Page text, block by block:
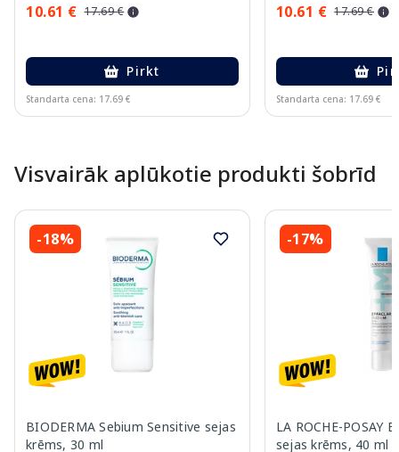
10.61 € 17.69 €
Pirkt
Standarta cena: 17.69 €
10.61 € 17.69 €
Standarta cena: 17.69 €
Visvairāk aplūkotie produkti šobrīd
-18%
BIODERMA Sebium Sensitive sejas
krēms, 30 ml
-17%
LA ROCHE-POSAY
sejas krēms, 40 ml